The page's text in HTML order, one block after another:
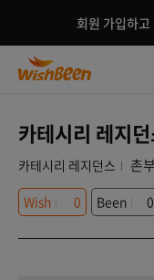
회원 가입하고
카테시리 레지
카테시리 레지던스 촌
Wish
0 Been 0